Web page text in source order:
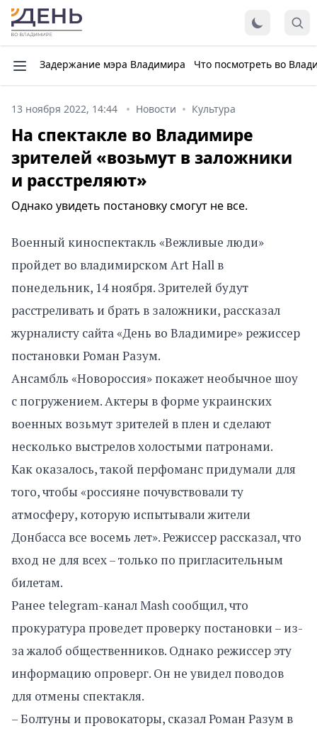
Задержание мэра Владимира Что посмотреть во
13 ноября 2022, 14:44 Новости Культура
На спектакле во Владимире
зрителей «возьмут в заложники
и расстреляют»
Однако увидеть постановку смогут не все.
Военный киноспектакль «Вежливые люди»
пройдет во владимирском Art Hall в
понедельник, 14 ноября. Зрителей будут
расстреливать и брать в заложники, рассказал
журналисту сайта «День во Владимире» режиссер
постановки Роман Разум.
Ансамбль «Новороссия» покажет необычное шоу
с погружением. Актеры в форме украинских
военных возьмут зрителей в плен и сделают
несколько выстрелов холостыми патронами.
Как оказалось, такой перфоманс придумали для
того, чтобы «россияне почувствовали ту
атмосферу, которую испытывали жители
Донбасса все восемь лет». Режиссер рассказал, что
вход не для всех – только по пригласительным
билетам.
Ранее telegram-канал Mash сообщил, что
прокуратура проведет проверку постановки – из-
за жалоб общественников. Однако режиссер эту
информацию опроверг. Он не увидел поводов
для отмены спектакля.
– Болтуны и провокаторы, сказал Роман Разум в